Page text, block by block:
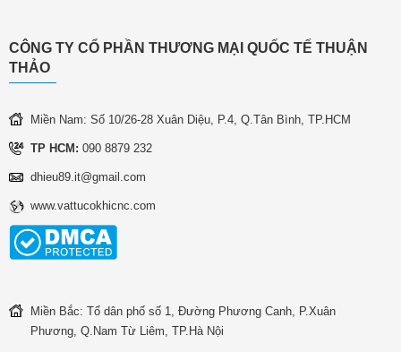
CÔNG TY CỔ PHẦN THƯƠNG MẠI QUỐC TẾ THUẬN
THẢO
Miền Nam: Số 10/26-28 Xuân Diệu, P.4, Q.Tân Bình, TP.HCM
TP HCM: 090 8879 232
dhieu89.it@gmail.com
www.vattucokhicnc.com
Miền Bắc: Tổ dân phố số 1, Đường Phương Canh, P.Xuân
Phương, Q.Nam Từ Liêm, TP.Hà Nội